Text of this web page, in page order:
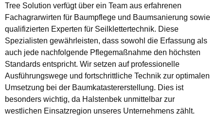
Tree Solution verfügt über ein Team aus erfahrenen
Fachagrarwirten für Baumpflege und Baumsanierung sowie
qualifizierten Experten für Seilklettertechnik. Diese
Spezialisten gewährleisten, dass sowohl die Erfassung als
auch jede nachfolgende Pflegemaßnahme den höchsten
Standards entspricht. Wir setzen auf professionelle
Ausführungswege und fortschrittliche Technik zur optimalen
Umsetzung bei der Baumkatastererstellung. Dies ist
besonders wichtig, da Halstenbek unmittelbar zur
westlichen Einsatzregion unseres Unternehmens zählt.